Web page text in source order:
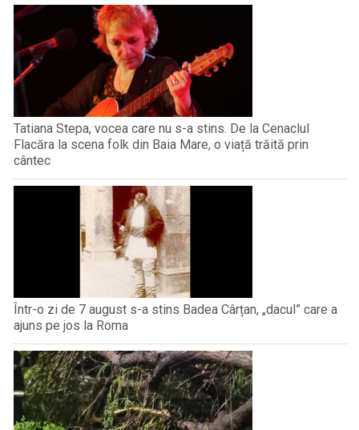
Tatiana Stepa, vocea care nu s-a stins. De la Cenaclul
Flacăra la scena folk din Baia Mare, o viață trăită prin
cântec
Într-o zi de 7 august s-a stins Badea Cârțan, „dacul” care a
ajuns pe jos la Roma